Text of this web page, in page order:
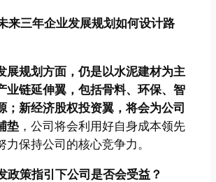
来三年企业发展规划如何设计路
展规划方面，仍是以水泥建材为主
业链延伸翼，包括骨料、环保、智
；新经济股权投资翼，将会为公司
垫 ，公司将会利用好自身成本领先
力保持公司的核心竞争力。
政策指引下公司是否会受益？